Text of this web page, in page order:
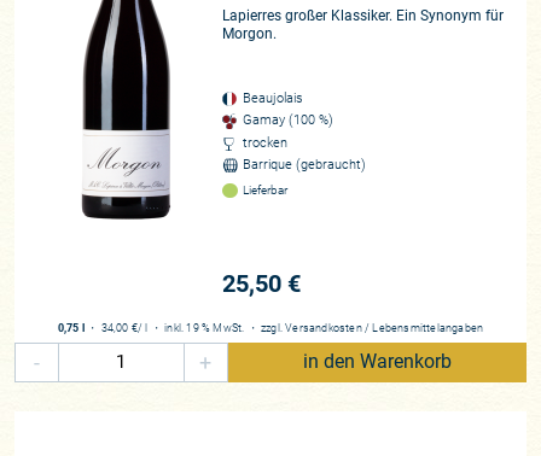
Lapierres großer Klassiker. Ein Synonym für
Morgon.
Beaujolais
Gamay (100 %)
trocken
Barrique (gebraucht)
Lieferbar
25,50 €
0,75 l ・ 34,00 €/ l ・inkl. 19 % MwSt. ・ zzgl.Versandkosten / Lebensmittelangaben
- + in den Warenkorb